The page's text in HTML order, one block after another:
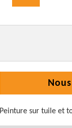
Peinture sur tuile et